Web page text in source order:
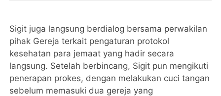
Sigit juga langsung berdialog bersama perwakilan
pihak Gereja terkait pengaturan protokol
kesehatan para jemaat yang hadir secara
langsung. Setelah berbincang, Sigit pun mengikuti
penerapan prokes, dengan melakukan cuci tangan
sebelum memasuki dua gereja yang